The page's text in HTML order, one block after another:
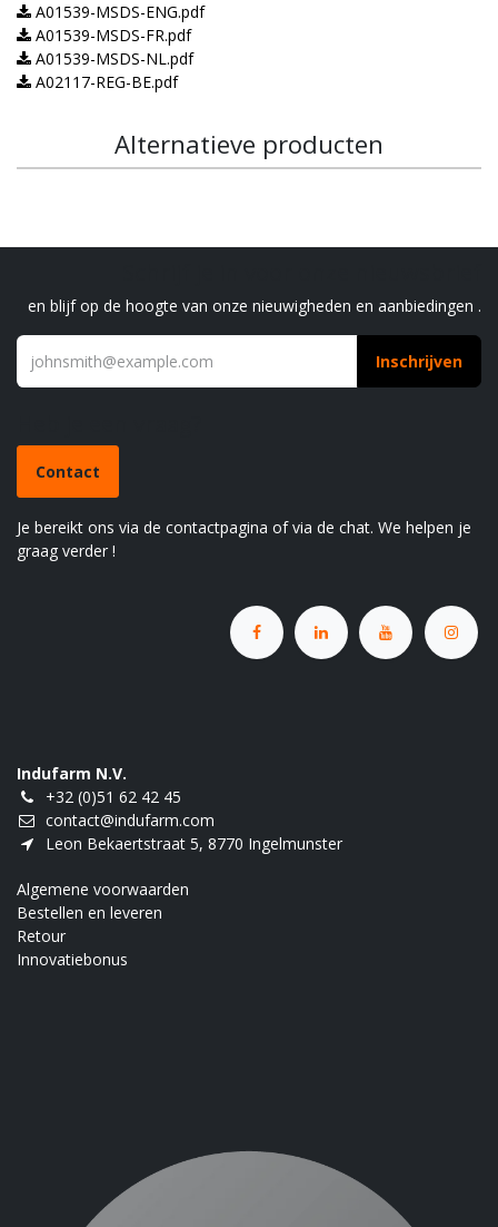
A01539-MSDS-ENG.pdf
A01539-MSDS-FR.pdf
A01539-MSDS-NL.pdf
A02117-REG-BE.pdf
Alternatieve producten
en blijf op de hoogte van onze nieuwigheden en aanbiedingen .
Inschrijven
Contact
Je bereikt ons via de contactpagina of via de chat. We helpen je
graag verder !
Indufarm N.V.
+32 (0)51 62 42 45
contact@indufarm.com
Leon Bekaertstraat 5, 8770 Ingelmunster
Algemene voorwaarden
Bestellen en leveren
Retour
Innovatiebonus